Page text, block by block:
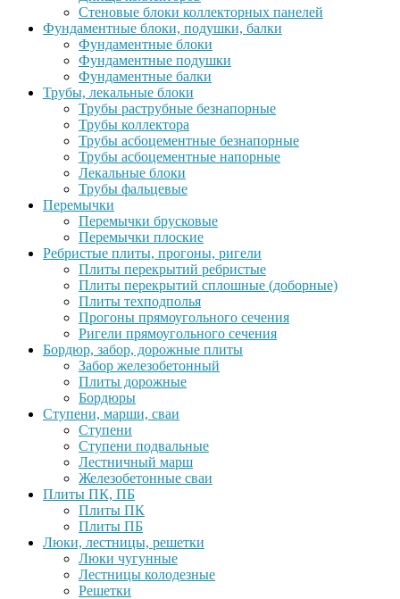
Стеновые блоки коллекторных панелей
Фундаментные блоки, подушки, балки
Фундаментные блоки
Фундаментные подушки
Фундаментные балки
Трубы, лекальные блоки
Трубы раструбные безнапорные
Трубы коллектора
Трубы асбоцементные безнапорные
Трубы асбоцементные напорные
Лекальные блоки
Трубы фальцевые
Перемычки
Перемычки брусковые
Перемычки плоские
Ребристые плиты, прогоны, ригели
Плиты перекрытий ребристые
Плиты перекрытий сплошные (доборные)
Плиты техподполья
Прогоны прямоугольного сечения
Ригели прямоугольного сечения
Бордюр, забор, дорожные плиты
Забор железобетонный
Плиты дорожные
Бордюры
Ступени, марши, сваи
Ступени
Ступени подвальные
Лестничный марш
Железобетонные сваи
Плиты ПК, ПБ
Плиты ПК
Плиты ПБ
Люки, лестницы, решетки
Люки чугунные
Лестницы колодезные
Решетки